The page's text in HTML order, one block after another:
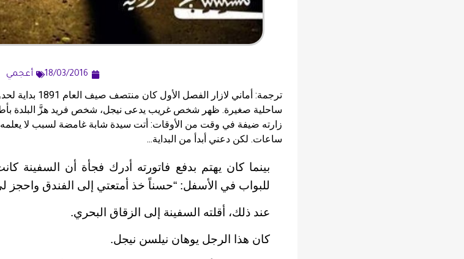
18/03/2016 أعجمي
ترجمة: أماني
ساحلية صغيرة. ظهر شخص غريب يدعى نيجل، شخص فريد هزَّ البلدة
زارته ضيفة في وقت من الأوقات: أتت سيدة شابة غامضة لسبب لا يعلمه
ساعات. لكن دعني أبدأ من البداية...
بينما كان يهتم بدفع فاتورته أدرك فجأة أن السفينة
للبواب في الأسفل: “حسناً خذ أمتعتي إلى الفندق واحجز
عند ذلك، أقلته السفينة إلى الزقاق البحري.
كان هذا الرجل يوهان نيلسن نيجل.